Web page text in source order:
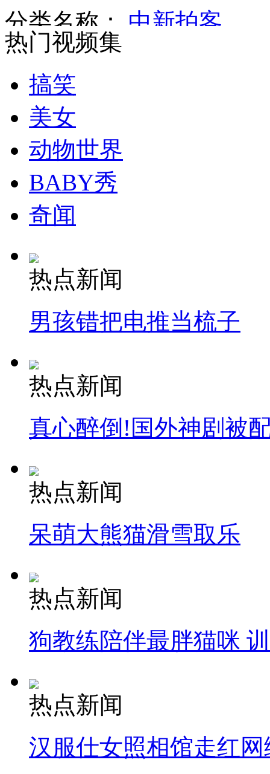
儿童医院展示7000多"卡喉凶手" 家长直呼震惊
实拍:加拿大动物园三只老虎混战 一只终被咬死
新家装修孩子倒霉 钉子被射进心脏
山西运城恶犬咬伤多人 警民合力深夜将其击毙
女孩北京地铁殴打老人 痛下狠手拳打脚踢
无痛分娩是否安全 医生回应
外交部：反对强权政治霸凌主义
安徽一实载49人客车翻车
走！跟着总书记去植树
消防员救轻生者 花炮节热闹非凡
纽约上演“枕头大战”
司机酒驾遇交警 急速倒车逃窜
分类名称： 中新拍客
热门视频集
搞笑
美女
动物世界
BABY秀
奇闻
热点新闻
男孩错把电推当梳子
热点新闻
真心醉倒!国外神剧被
热点新闻
呆萌大熊猫滑雪取乐
热点新闻
狗教练陪伴最胖猫咪
热点新闻
汉服仕女照相馆走红网